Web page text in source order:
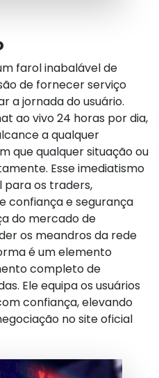
farol inabalável de
de fornecer serviço
a jornada do usuário.
ao vivo 24 horas por dia,
a qualquer
que qualquer situação ou
Esse imediatismo
para os traders,
confiança e segurança
do mercado de
os meandros da rede
é um elemento
completo de
Ele equipa os usuários
confiança, elevando
no site oficial